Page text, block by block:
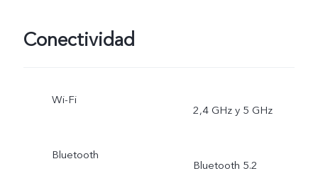
Conectividad
Wi-Fi
2,4 GHz y 5 GHz
Bluetooth
Bluetooth 5.2